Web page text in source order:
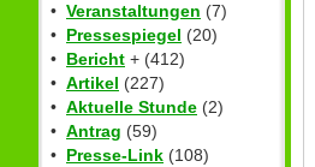
• Veranstaltungen (7)
• Pressespiegel (20)
• Bericht + (412)
• Artikel (227)
• Aktuelle Stunde (2)
• Antrag (59)
• Presse-Link (108)